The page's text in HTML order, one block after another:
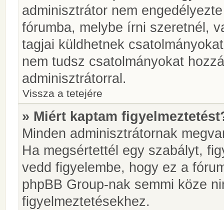
adminisztrátor nem
fórumba, melybe írni szeretnél,
tagjai küldhetnek
nem tudsz csatolmányokat
adminisztrátorral.
Vissza a tetejére
» Miért kaptam
Minden adminisztrátornak
Ha megsértettél egy szabályt,
vedd figyelembe, hogy ez a
phpBB Group-nak semmi köze
figyelmeztetésekhez.